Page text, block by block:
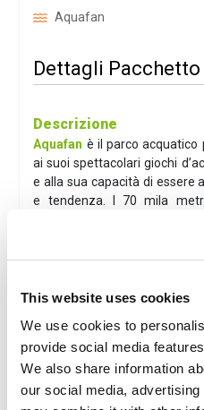
This website uses cookies
We use cookies to
provide social media
We also share information
our social media,
Aquafan
Dettagli Pacchetto
Descrizione
Aquafan è il parco acquatico
ai suoi spettacolari giochi
e alla sua capacità di essere
e tendenza. I 70 mila
divertimento è assicurato
in totale oltre 3 km: dal
Tobogas. Fino allo
persone alla volta. Ha la
in uno: una discesa
tunnel, con effetto rafting.